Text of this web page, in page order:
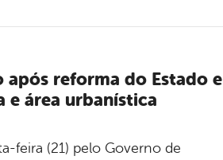
reforma do Estado e
e área urbanística
feira (21) pelo Governo de